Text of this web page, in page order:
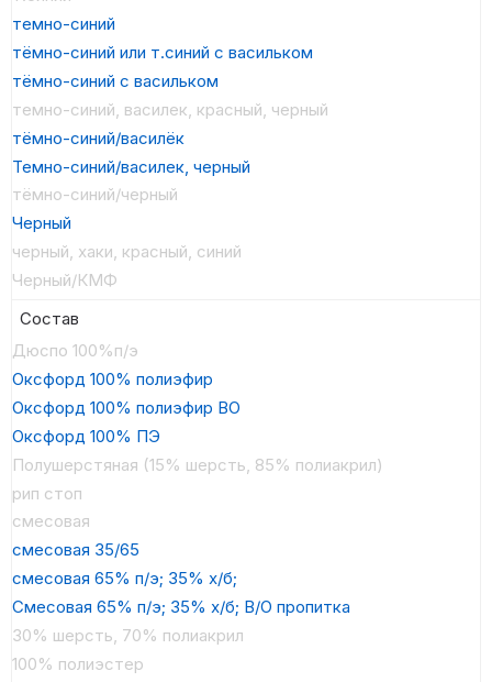
темно-синий
тёмно-синий или т.синий с васильком
тёмно-синий с васильком
темно-синий, василек, красный, черный
тёмно-синий/василёк
Темно-синий/василек, черный
тёмно-синий/черный
Черный
черный, хаки, красный, синий
Черный/КМФ
Состав
Дюспо 100%п/э
Оксфорд 100% полиэфир
Оксфорд 100% полиэфир ВО
Оксфорд 100% ПЭ
Полушерстяная (15% шерсть, 85% полиакрил)
рип стоп
смесовая
смесовая 35/65
смесовая 65% п/э; 35% х/б;
Смесовая 65% п/э; 35% х/б; В/О пропитка
30% шерсть, 70% полиакрил
100% полиэстер